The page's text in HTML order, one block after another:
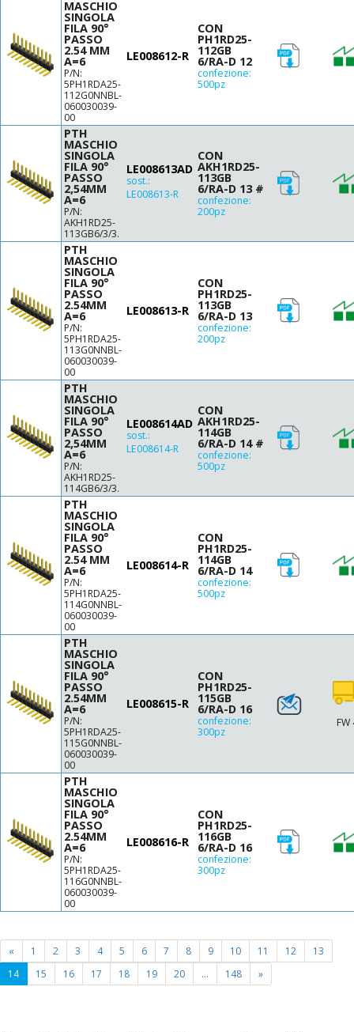
MASCHIO
SINGOLA
FILA 90°
PASSO
2.54 MM
A=6
P/N:
5PH1RDA25-
112G0NNBL-
060030039-
00
LE008612-R
CON
PH1RD25-
112GB
6/RA-D 12
confezione:
500pz
PTH
MASCHIO
SINGOLA
FILA 90°
PASSO
2,54MM
A=6
P/N:
AKH1RD25-
113GB6/3/3.
LE008613AD
sost.:
LE008613-R
CON
AKH1RD25-
113GB
6/RA-D 13 #
confezione:
200pz
PTH
MASCHIO
SINGOLA
FILA 90°
PASSO
2.54MM
A=6
P/N:
5PH1RDA25-
113G0NNBL-
060030039-
00
LE008613-R
CON
PH1RD25-
113GB
6/RA-D 13
confezione:
200pz
PTH
MASCHIO
SINGOLA
FILA 90°
PASSO
2,54MM
A=6
P/N:
AKH1RD25-
114GB6/3/3.
LE008614AD
sost.:
LE008614-R
CON
AKH1RD25-
114GB
6/RA-D 14 #
confezione:
500pz
PTH
MASCHIO
SINGOLA
FILA 90°
PASSO
2.54 MM
A=6
P/N:
5PH1RDA25-
114G0NNBL-
060030039-
00
LE008614-R
CON
PH1RD25-
114GB
6/RA-D 14
confezione:
500pz
PTH
MASCHIO
SINGOLA
FILA 90°
PASSO
2.54MM
A=6
P/N:
5PH1RDA25-
115G0NNBL-
060030039-
00
LE008615-R
CON
PH1RD25-
115GB
6/RA-D 16
confezione:
300pz
FW
PTH
MASCHIO
SINGOLA
FILA 90°
PASSO
2.54MM
A=6
P/N:
5PH1RDA25-
116G0NNBL-
060030039-
00
LE008616-R
CON
PH1RD25-
116GB
6/RA-D 16
confezione:
300pz
« 1 2 3 4 5 6 7 8 9 10 11 12
13
14(current
page)
15 16 17 18 19 20 ... 148 »